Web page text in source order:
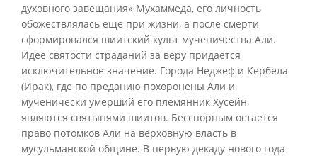
духовного завещания» Мухаммеда, его личность
обожествлялась еще при жизни, а после смерти
сформировался шиитский культ мученичества Али.
Идее святости страданий за веру придается
исключительное значение. Города Неджеф и Кербела
(Ирак), где по преданию похоронены Али и
мученически умерший его племянник Хусейн,
являются святынями шиитов. Бесспорным остается
право потомков Али на верховную власть в
мусульманской общине. В первую декаду нового года